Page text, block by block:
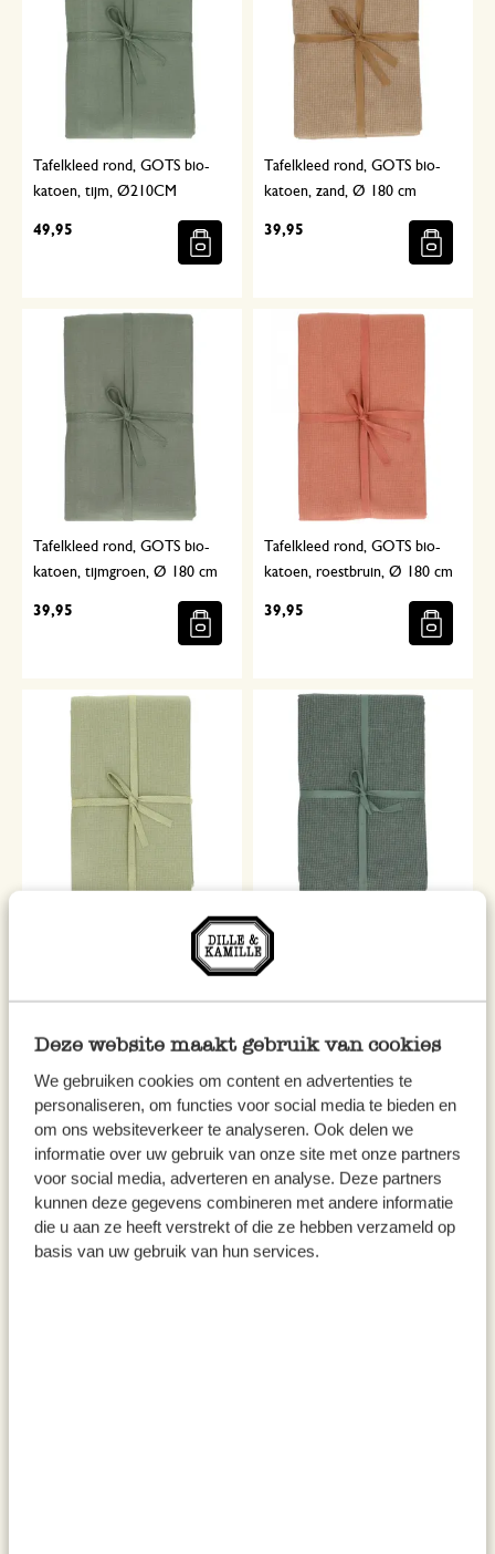
Deze website maakt gebruik van cookies
We gebruiken cookies om content en advertenties te
personaliseren, om functies voor social media te bieden en
om ons websiteverkeer te analyseren. Ook delen we
informatie over uw gebruik van onze site met onze partners
voor social media, adverteren en analyse. Deze partners
kunnen deze gegevens combineren met andere informatie
die u aan ze heeft verstrekt of die ze hebben verzameld op
basis van uw gebruik van hun services.
Tafelkleed rond, GOTS bio-
katoen, tijm, Ø210CM
49,95
Tafelkleed rond, GOTS bio-
katoen, zand, Ø 180 cm
39,95
Tafelkleed rond, GOTS bio-
katoen, tijmgroen, Ø 180 cm
39,95
Tafelkleed rond, GOTS bio-
katoen, roestbruin, Ø 180 cm
39,95
Tafelkleed rond, GOTS bio-
katoen, mosgroen, Ø 180 cm
Tafelkleed rond, GOTS bio-
katoen, groen, Ø 180 cm